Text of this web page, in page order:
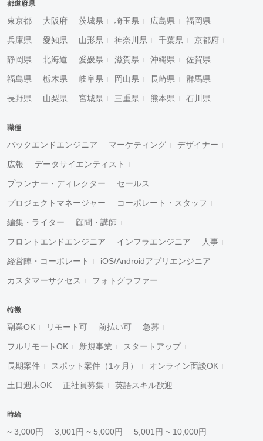
都道府県
東京都 大阪府 茨城県 埼玉県 広島県 福岡県
兵庫県 愛知県 山形県 神奈川県 千葉県 京都府
静岡県 北海道 愛媛県 滋賀県 沖縄県 佐賀県
福島県 栃木県 岐阜県 岡山県 長崎県 群馬県
長野県 山梨県 宮城県 三重県 熊本県 石川県
職種
バックエンドエンジニア マーケティング デザイナー
広報 データサイエンティスト
プランナー・ディレクター セールス
プロジェクトマネージャー コーポレート・スタッフ
編集・ライター 顧問・講師
フロントエンドエンジニア インフラエンジニア 人事
経営陣・コーポレート iOS/Androidアプリエンジニア
カスタマーサクセス フォトグラファー
特徴
副業OK リモート可 前払い可 急募
フルリモートOK 新規事業 スタートアップ
長期案件 スポット案件（1ヶ月） オンライン面談OK
土日週末OK 正社員募集 英語スキル歓迎
時給
~ 3,000円 3,001円 ~ 5,000円 5,001円 ~ 10,000円